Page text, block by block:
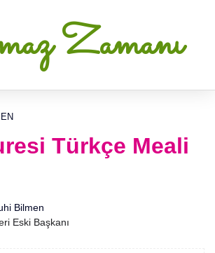
Zamanı
Türkçe Meali
Bilmen
Eski Başkanı